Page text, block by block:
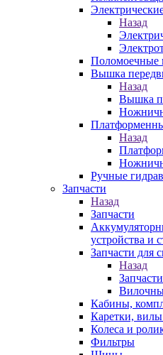
Назад
Вышка
Назад
Вышка
Назад
Ручные
Запчасти
Назад
Запчасти
устройства и
Запчасти для
Назад
Кабины,
Каретки, вилы
Колеса и
Фильтры